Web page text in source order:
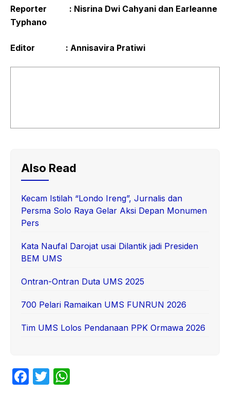
Reporter : Nisrina Dwi Cahyani dan Earleanne
Typhano
Editor : Annisavira Pratiwi
Also Read
Kecam Istilah “Londo Ireng”, Jurnalis dan
Persma Solo Raya Gelar Aksi Depan Monumen
Pers
Kata Naufal Darojat usai Dilantik jadi Presiden
BEM UMS
Ontran-Ontran Duta UMS 2025
700 Pelari Ramaikan UMS FUNRUN 2026
Tim UMS Lolos Pendanaan PPK Ormawa 2026
F
T